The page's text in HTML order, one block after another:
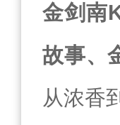
金剑南
故事、
从浓香